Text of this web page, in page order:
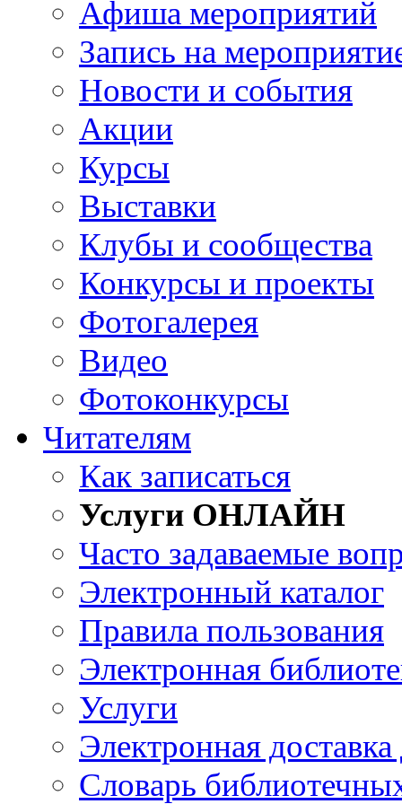
Афиша мероприятий
Запись на
Новости и события
Акции
Курсы
Выставки
Клубы и сообщества
Конкурсы и проекты
Фотогалерея
Видео
Фотоконкурсы
Читателям
Как записаться
Услуги ОНЛАЙН
Часто задаваемые
Электронный каталог
Правила пользования
Электронная
Услуги
Электронная
Словарь